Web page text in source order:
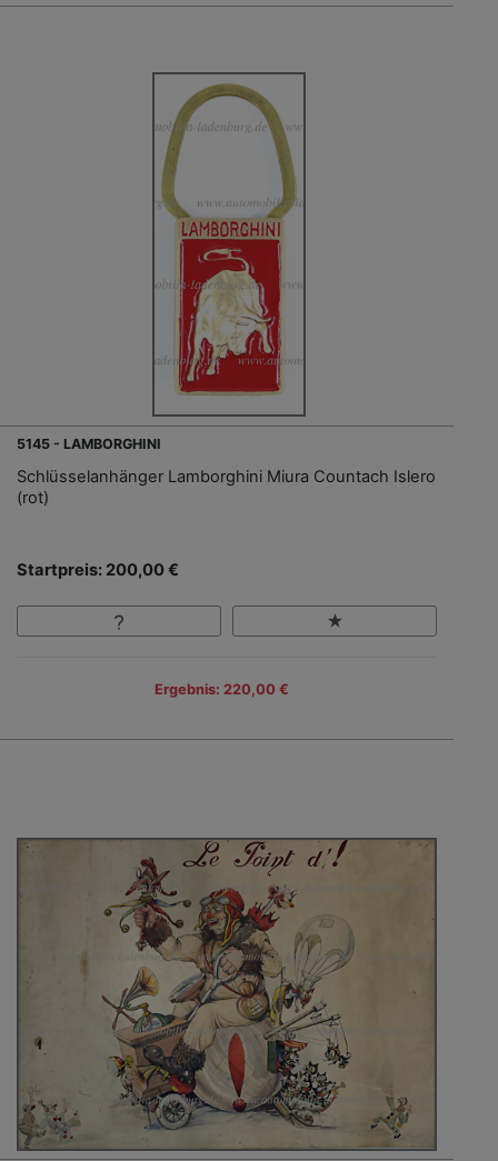
5145 - LAMBORGHINI
Schlüsselanhänger Lamborghini Miura Countach Islero
(rot)
Startpreis: 200,00 €
Ergebnis: 220,00 €